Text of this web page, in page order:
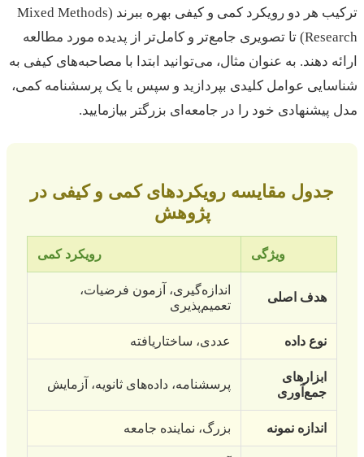
ترکیب هر دو رویکرد کمی و کیفی بهره ببرند (Mixed Methods
Research) تا تصویری جامع‌تر و کامل‌تر از پدیده مورد مطالعه
ارائه دهند. به عنوان مثال، می‌توانید ابتدا با مصاحبه‌های کیفی به
شناسایی عوامل کلیدی بپردازید و سپس با یک پرسشنامه کمی،
مدل پیشنهادی خود را در جامعه‌ای بزرگتر بیازمایید.
جدول مقایسه رویکردهای کمی و کیفی در
پژوهش
ویژگی رویکرد کمی
هدف اصلی
اندازه‌گیری، آزمون فرضیات،
تعمیم‌پذیری
نوع داده عددی، ساختاریافته
ابزارهای
جمع‌آوری
پرسشنامه، داده‌های ثانویه، آزمایش
اندازه نمونه بزرگ، نماینده جامعه